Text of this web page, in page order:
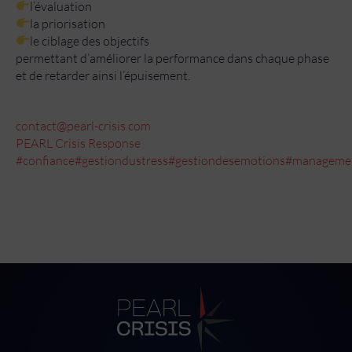
l’évaluation
la priorisation
le ciblage des objectifs
permettant d’améliorer la performance dans chaque phase
et de retarder ainsi l’épuisement.
contact@pearl-crisis.com
PEARL Crisis Response
#confiance#gestiondustress#gestiondesemotions